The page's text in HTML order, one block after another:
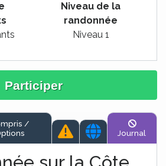
Niveau de la
randonnée
Niveau 1
Participer
/
Journal